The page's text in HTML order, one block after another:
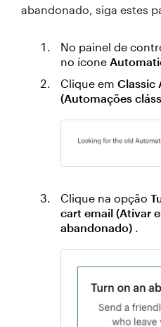
abandonado, siga estes
No painel de
no ícone
Clique em Classic
(Automações
Clique na opção
cart email (Ativar
abandonado)